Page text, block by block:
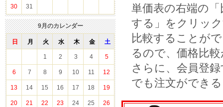
30 31
9月のカレンダー
日 月 火 水 木 金 土
1 2 3 4 5
6 7 8 9 10 11 12
13 14 15 16 17 18 19
20 21 22 23 24 25 26
単価表の右端の
する」をクリッ
比較することが
るので、価格比
さらに、会員登
でも注文ができ